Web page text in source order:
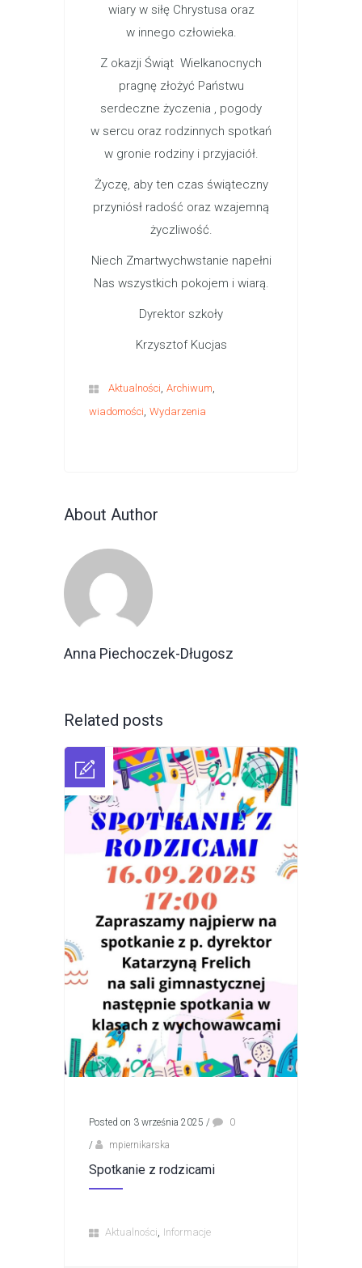
wiary w siłę Chrystusa oraz
w innego człowieka.
Z okazji Świąt Wielkanocnych
pragnę złożyć Państwu
serdeczne życzenia , pogody
w sercu oraz rodzinnych spotkań
w gronie rodziny i przyjaciół.
Życzę, aby ten czas świąteczny
przyniósł radość oraz wzajemną
życzliwość.
Niech Zmartwychwstanie napełni
Nas wszystkich pokojem i wiarą.
Dyrektor szkoły
Krzysztof Kucjas
Aktualności, Archiwum,
wiadomości, Wydarzenia
About Author
Anna Piechoczek-Długosz
Related posts
Posted on 3 września 2025 /
0
/
mpiernikarska
Spotkanie z rodzicami
Aktualności Informacje